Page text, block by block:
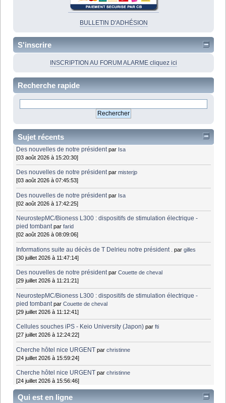
BULLETIN D'ADHÉSION
S'inscrire
INSCRIPTION AU FORUM ALARME cliquez ici
Recherche rapide
Sujet récents
Des nouvelles de notre président par Isa
[03 août 2026 à 15:20:30]
Des nouvelles de notre président parmisterjp
[03 août 2026 à 07:45:53]
Des nouvelles de notre président par Isa
[02 août 2026 à 17:42:25]
NeurostepMC/Bioness L300 : dispositifs de stimulation électrique -
pied tombant parfarid
[02 août 2026 à 08:09:06]
Informations suite au décès de T Delrieu notre président . pargilles
[30 juillet 2026 à 11:47:14]
Des nouvelles de notre président parCouette de cheval
[29 juillet 2026 à 11:21:21]
NeurostepMC/Bioness L300 : dispositifs de stimulation électrique -
pied tombant parCouette de cheval
[29 juillet 2026 à 11:12:41]
Cellules souches iPS - Keio University (Japon) parfti
[27 juillet 2026 à 12:24:22]
Cherche hôtel nice URGENT parchristinne
[24 juillet 2026 à 15:59:24]
Cherche hôtel nice URGENT parchristinne
[24 juillet 2026 à 15:56:46]
Qui est en ligne